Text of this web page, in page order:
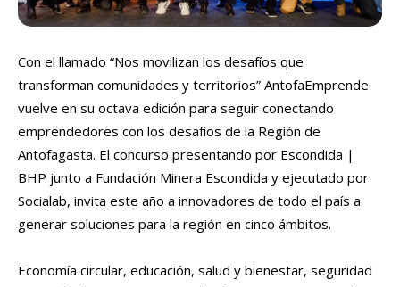
Con el llamado “Nos movilizan los desafíos que
transforman comunidades y territorios” AntofaEmprende
vuelve en su octava edición para seguir conectando
emprendedores con los desafíos de la Región de
Antofagasta. El concurso presentando por Escondida |
BHP junto a Fundación Minera Escondida y ejecutado por
Socialab, invita este año a innovadores de todo el país a
generar soluciones para la región en cinco ámbitos.
Economía circular, educación, salud y bienestar, seguridad